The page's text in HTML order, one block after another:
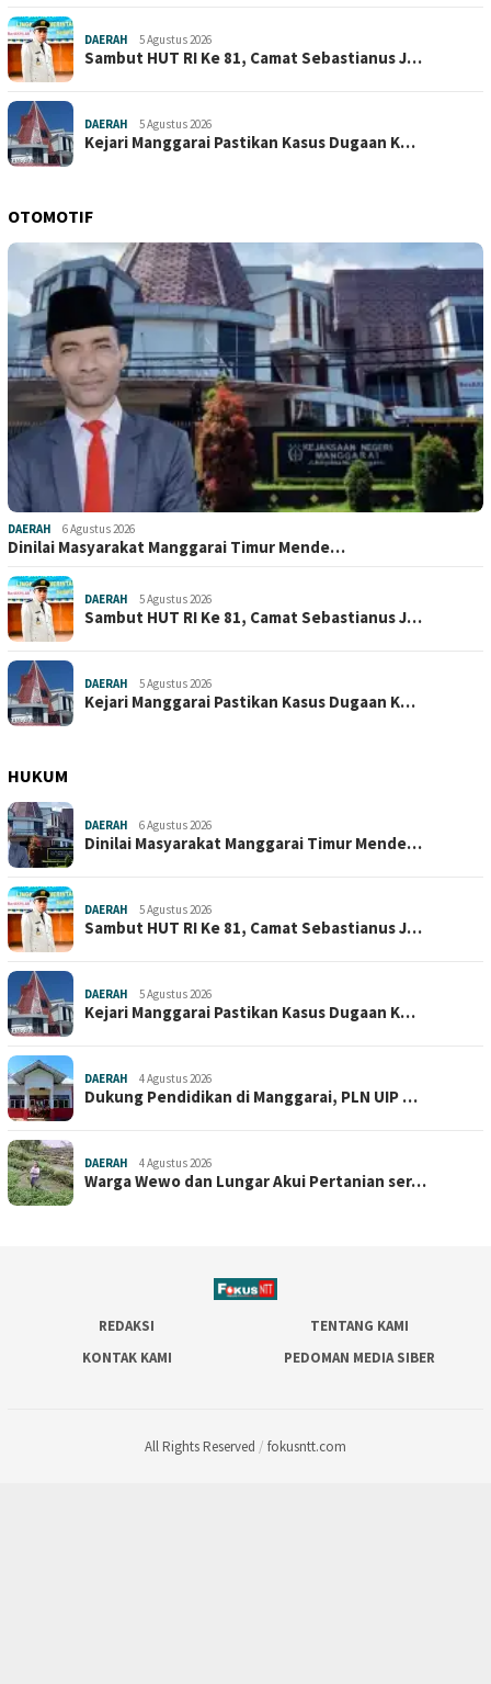
DAERAH 5 Agustus 2026
Sambut HUT RI Ke 81, Camat Sebastianus J…
DAERAH 5 Agustus 2026
Kejari Manggarai Pastikan Kasus Dugaan K…
OTOMOTIF
DAERAH 6 Agustus 2026
Dinilai Masyarakat Manggarai Timur Mende…
DAERAH 5 Agustus 2026
Sambut HUT RI Ke 81, Camat Sebastianus J…
DAERAH 5 Agustus 2026
Kejari Manggarai Pastikan Kasus Dugaan K…
HUKUM
DAERAH 6 Agustus 2026
Dinilai Masyarakat Manggarai Timur Mende…
DAERAH 5 Agustus 2026
Sambut HUT RI Ke 81, Camat Sebastianus J…
DAERAH 5 Agustus 2026
Kejari Manggarai Pastikan Kasus Dugaan K…
DAERAH 4 Agustus 2026
Dukung Pendidikan di Manggarai, PLN UIP …
DAERAH 4 Agustus 2026
Warga Wewo dan Lungar Akui Pertanian ser…
REDAKSI
TENTANG KAMI
KONTAK KAMI
PEDOMAN MEDIA SIBER
All Rights Reserved / fokusntt.com